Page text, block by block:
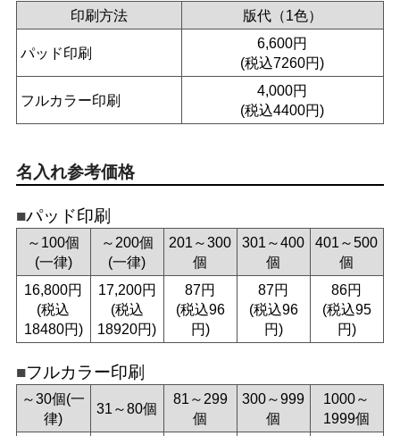
印刷方法 版代（1色）
パッド印刷
6,600円
(税込7260円)
フルカラー印刷
4,000円
(税込4400円)
名入れ参考価格
パッド印刷
～100個
(一律)
～200個
(一律)
201～300
個
301～400
個
401～500
個
16,800円
(税込
18480円)
17,200円
(税込
18920円)
87円
(税込96
円)
87円
(税込96
円)
86円
(税込95
円)
フルカラー印刷
～30個(一
律)
31～80個
81～299
個
300～999
個
1000～
1999個